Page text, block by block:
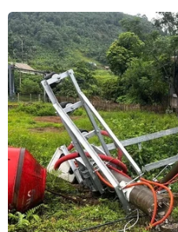
Chủ tịch Quốc
các đại sứ, trưởng cơ
ngoại giao Việt Nam ở
04/08/2026 11:50
Vẻ đẹp hoang sơ
bãi biển phía Nam Đà
04/08/2026 08:28